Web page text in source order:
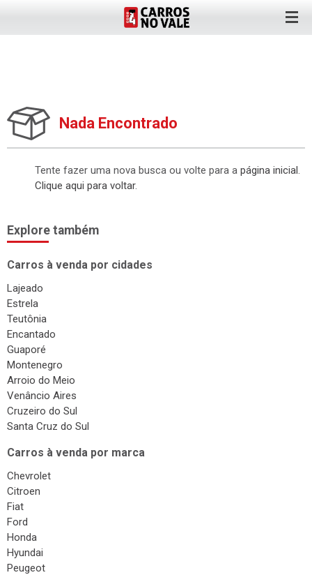
Nada Encontrado
Tente fazer uma nova busca ou volte para a página inicial.
Clique aqui para voltar.
Explore também
Carros à venda por cidades
Lajeado
Estrela
Teutônia
Encantado
Guaporé
Montenegro
Arroio do Meio
Venâncio Aires
Cruzeiro do Sul
Santa Cruz do Sul
Carros à venda por marca
Chevrolet
Citroen
Fiat
Ford
Honda
Hyundai
Peugeot